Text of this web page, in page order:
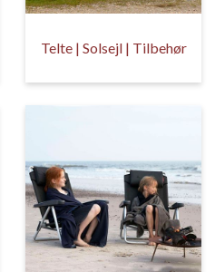
Telte | Solsejl | Tilbehør